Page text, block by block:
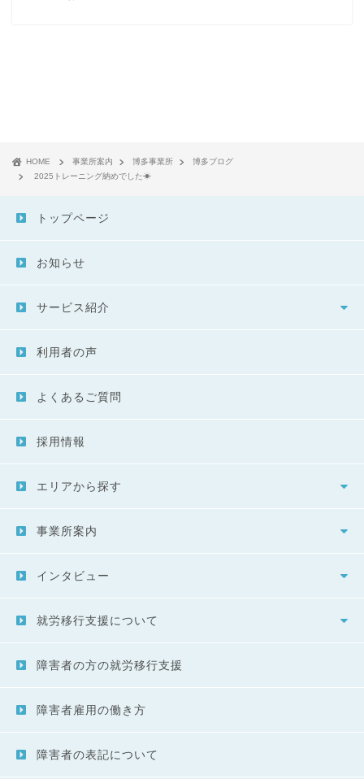
HOME 事業所案内 博多事業所
博多ブログ
2025トレーニング納めでした☀
トップページ
お知らせ
サービス紹介
利用者の声
よくあるご質問
採用情報
エリアから探す
事業所案内
インタビュー
就労移行支援について
障害者の方の就労移行支援
障害者雇用の働き方
障害者の表記について